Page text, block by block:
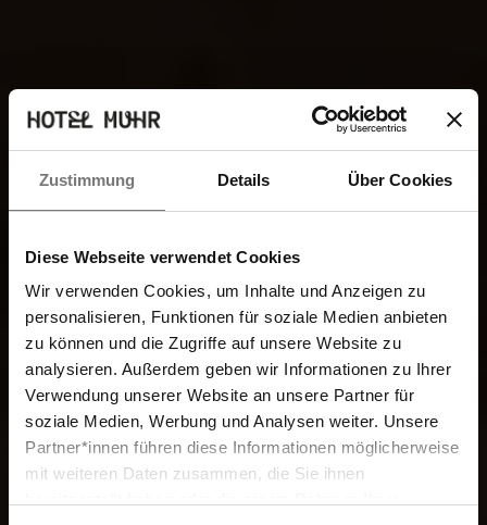
Zustimmung Details Über Cookies
Diese Webseite verwendet Cookies
Wir verwenden Cookies, um Inhalte und Anzeigen zu
personalisieren, Funktionen für soziale Medien anbieten
zu können und die Zugriffe auf unsere Website zu
analysieren. Außerdem geben wir Informationen zu Ihrer
Verwendung unserer Website an unsere Partner für
soziale Medien, Werbung und Analysen weiter. Unsere
Partner*innen führen diese Informationen möglicherweise
mit weiteren Daten zusammen, die Sie ihnen